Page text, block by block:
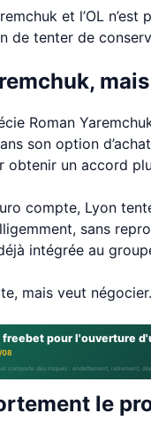
et l’OL
de tenter de
Roman
son option
obtenir un accord
compte, Lyon
sans
intégrée au
mais veut
freebet pour l'ouverture
08
comporte des risques : endettement, isolement,
le